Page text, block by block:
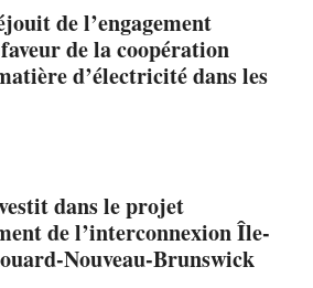
de l’engagement
de la coopération
d’électricité dans les
dans le projet
de l’interconnexion Île-
Nouveau-Brunswick